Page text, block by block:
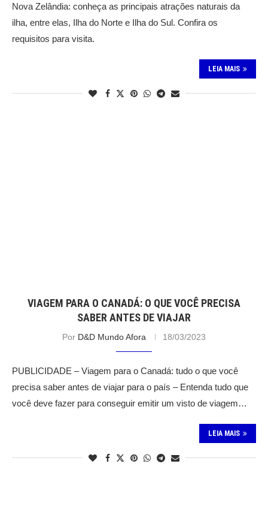
Nova Zelândia: conheça as principais atrações naturais da
ilha, entre elas, Ilha do Norte e Ilha do Sul. Confira os
requisitos para visita.
LEIA MAIS
VIAGEM PARA O CANADÁ: O QUE VOCÊ PRECISA
SABER ANTES DE VIAJAR
Por D&D Mundo Afora 18/03/2023
PUBLICIDADE – Viagem para o Canadá: tudo o que você
precisa saber antes de viajar para o país – Entenda tudo que
você deve fazer para conseguir emitir um visto de viagem…
LEIA MAIS